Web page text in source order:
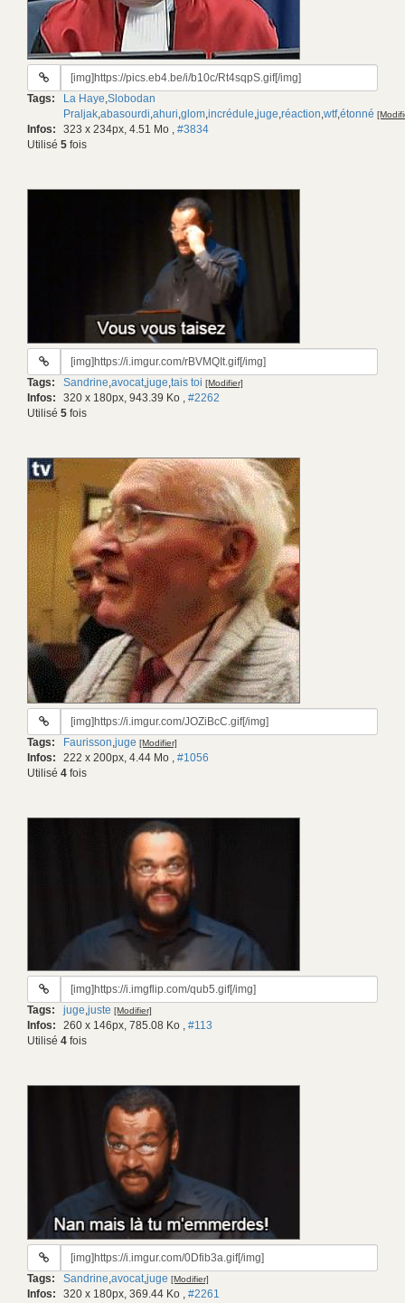
URL
gif:
Tags: La Haye,Slobodan
Praljak,abasourdi,ahuri,glom,incrédule,juge,réaction,wtf,étonné
Infos: 323 x 234px, 4.51 Mo , #3834
Utilisé 5 fois
URL
gif:
Tags: Sandrine,avocat,juge,tais toi [Modifier]
Infos: 320 x 180px, 943.39 Ko , #2262
Utilisé 5 fois
URL
gif:
Tags: Faurisson,juge [Modifier]
Infos: 222 x 200px, 4.44 Mo , #1056
Utilisé 4 fois
URL
gif:
Tags: juge,juste [Modifier]
Infos: 260 x 146px, 785.08 Ko , #113
Utilisé 4 fois
URL
gif:
Tags: Sandrine,avocat,juge [Modifier]
Infos: 320 x 180px, 369.44 Ko , #2261